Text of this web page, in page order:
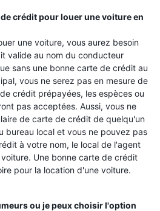
crédit pour louer une voiture en
une voiture, vous aurez besoin
valide au nom du conducteur
sans une bonne carte de crédit au
vous ne serez pas en mesure de
crédit prépayées, les espèces ou
pas acceptées. Aussi, vous ne
de carte de crédit de quelqu'un
bureau local et vous ne pouvez pas
à votre nom, le local de l'agent
Une bonne carte de crédit
pour la location d'une voiture.
ou je peux choisir l'option